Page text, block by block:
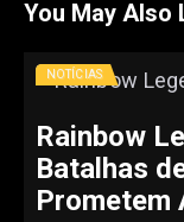
You May Also
NOTÍCIAS
Rainbow
Batalhas
Prometem